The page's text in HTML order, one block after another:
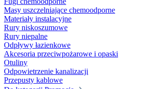
Masy uszczelniające chemoodporne
Materiały instalacyjne
Rury niskoszumowe
Rury niepalne
Odpływy łazienkowe
Akcesoria przeciwpożarowe i opaski
Otuliny
Odpowietrzenie kanalizacji
Przepusty kablowe